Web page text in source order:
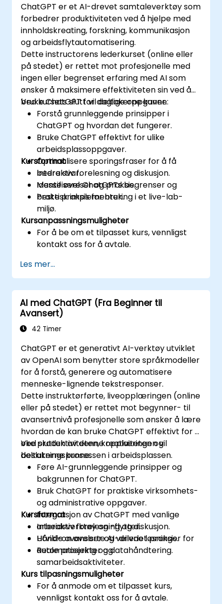
ChatGPT er et AI-drevet samtaleverktøy som
forbedrer produktiviteten ved å hjelpe med
innholdskreating, forskning, kommunikasjon
og arbeidsflytautomatisering.
Dette instructorens lederkurset (online eller
på stedet) er rettet mot profesjonelle med
ingen eller begrenset erfaring med AI som
ønsker å maksimere effektiviteten sin ved å
bruke ChatGPT for daglige oppgaver.
Ved kursets slutt vil deltakerne kunne:
Forstå grunnleggende prinsipper i
ChatGPT og hvordan det fungerer.
Bruke ChatGPT effektivt for ulike
arbeidsplassoppgaver.
Optimalisere sporingsfraser for å få
bedre svar.
Identifisere ChatGPTs begrenser og
beste praksis for bruk.
Kursformat
Interaktiv forelesning og diskusjon.
Masse øvelser og praksis.
Praktisk implementering i et live-lab-
miljø.
Kursanpassningsmuligheter
For å be om et tilpasset kurs, vennligst
kontakt oss for å avtale.
Les mer...
AI med ChatGPT (Fra Beginner til
Avansert)
42 Timer
ChatGPT er et generativt AI-verktøy utviklet
av OpenAI som benytter store språkmodeller
for å forstå, generere og automatisere
menneske-lignende tekstresponser.
Dette instruktørførte, liveopplæringen (online
eller på stedet) er rettet mot begynner- til
avansertnivå profesjonelle som ønsker å lære
hvordan de kan bruke ChatGPT effektivt for å
øke produktiviteten, kreativiteten og
beslutningsprosessen i arbeidsplassen.
Ved slutten av denne opplæringen vil
deltakerne kunne:
Føre AI-grunnleggende prinsipper og
bakgrunnen for ChatGPT.
Bruk ChatGPT for praktiske virksomhets-
og administrative oppgaver.
Integrasjon av ChatGPT med vanlige
arbeidsverktøy og -flytter.
Utvikle avanserte AI-drivne løsninger for
automatisering og datahåndtering.
Kursformat
Interaktiv forelesning og diskusjon.
Hånd-on øvelser og veiledet praksis.
Reale prosjekter og
samarbeidsaktiviteter.
Kurs tilpasningsmuligheter
For å anmode om et tilpasset kurs,
vennligst kontakt oss for å avtale.